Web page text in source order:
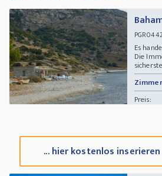
Es
Die
Preis:
... hier kostenlos inserieren